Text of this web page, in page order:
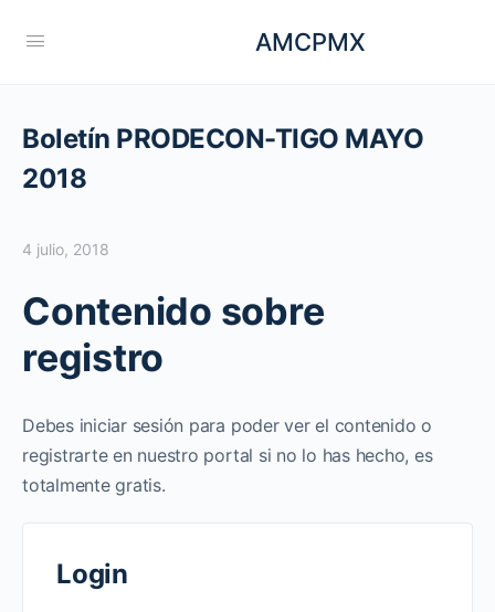
AMCPMX
Boletín PRODECON-TIGO MAYO
2018
4 julio, 2018
Contenido sobre
registro
Debes iniciar sesión para poder ver el contenido o
registrarte en nuestro portal si no lo has hecho, es
totalmente gratis.
Login